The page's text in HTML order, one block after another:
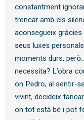
constantment
trencar amb els
aconsegueix gràcies
seus luxes
moments durs,
necessita? L’obra
on Pedro, al sentir-
vivint, decideix
on tot està bé i pot